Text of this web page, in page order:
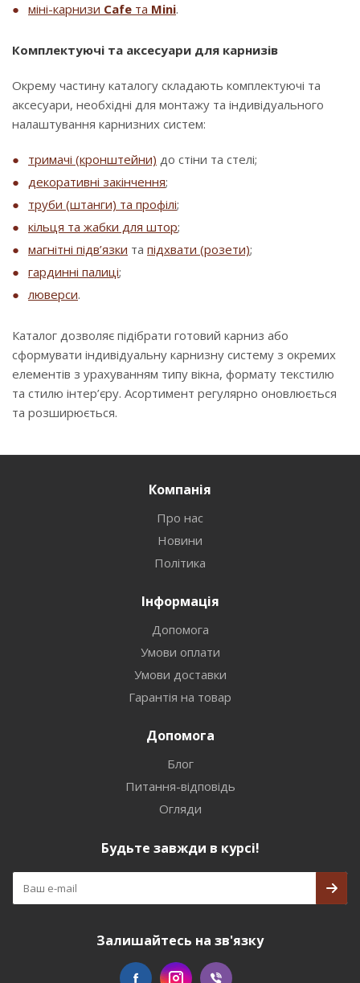
міні-карнизи Cafe та Mini.
Комплектуючі та аксесуари для карнизів
Окрему частину каталогу складають комплектуючі та
аксесуари, необхідні для монтажу та індивідуального
налаштування карнизних систем:
тримачі (кронштейни) до стіни та стелі;
декоративні закінчення;
труби (штанги) та профілі;
кільця та жабки для штор;
магнітні підв’язки та підхвати (розети);
гардинні палиці;
люверси.
Каталог дозволяє підібрати готовий карниз або
сформувати індивідуальну карнизну систему з окремих
елементів з урахуванням типу вікна, формату текстилю
та стилю інтер’єру. Асортимент регулярно оновлюється
та розширюється.
Компанія
Про нас
Новини
Політика
Інформація
Допомога
Умови оплати
Умови доставки
Гарантія на товар
Допомога
Блог
Питання-відповідь
Огляди
Будьте завжди в курсі!
Залишайтесь на зв'язку